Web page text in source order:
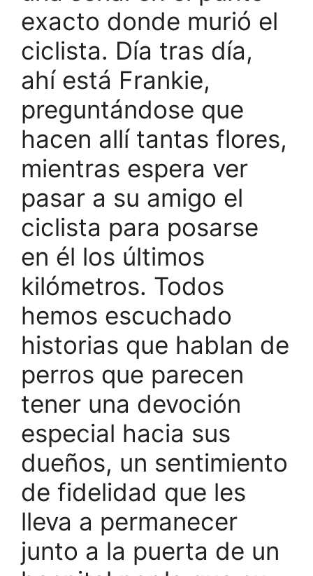
exacto donde murió el
ciclista. Día tras día,
ahí está Frankie,
preguntándose que
hacen allí tantas flores,
mientras espera ver
pasar a su amigo el
ciclista para posarse
en él los últimos
kilómetros. Todos
hemos escuchado
historias que hablan de
perros que parecen
tener una devoción
especial hacia sus
dueños, un sentimiento
de fidelidad que les
lleva a permanecer
junto a la puerta de un